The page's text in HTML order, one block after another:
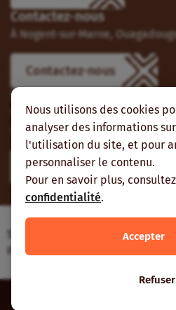
Nous utilisons des cookies
analyser des informations
l'utilisation du site, et pour
personnaliser le contenu.
Pour en savoir plus,
confidentialité.
Accepter
Refuser
Contactez-nous
À Nogent-sur-Marne,
Contactez-nous
Suivez-nous
Vous pouvez aussi vous abonner
suivre sur les réseaux sociaux.
Site web réalisé avec le soutien
Française de Développement